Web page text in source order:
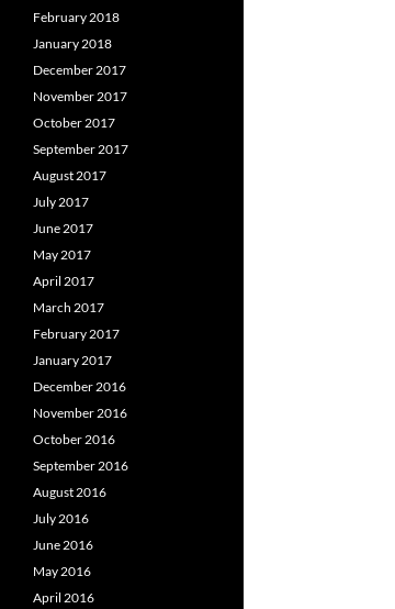
February 2018
January 2018
December 2017
November 2017
October 2017
September 2017
August 2017
July 2017
June 2017
May 2017
April 2017
March 2017
February 2017
January 2017
December 2016
November 2016
October 2016
September 2016
August 2016
July 2016
June 2016
May 2016
April 2016